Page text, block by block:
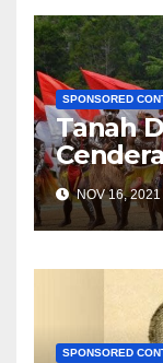
SPONSORED
Tanah
NOV 16, 2021
SPONSORED